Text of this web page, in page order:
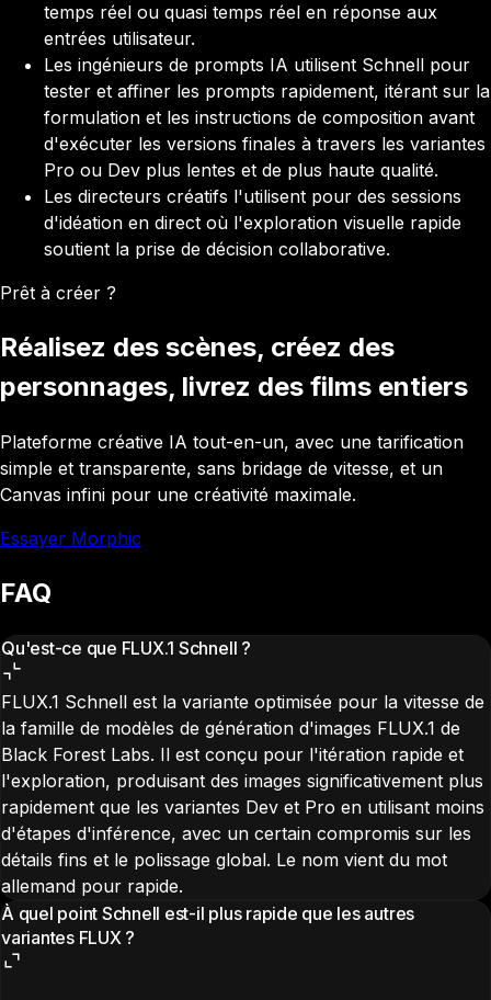
temps réel ou quasi temps réel en réponse aux
entrées utilisateur.
Les ingénieurs de prompts IA utilisent Schnell pour
tester et affiner les prompts rapidement, itérant sur la
formulation et les instructions de composition avant
d'exécuter les versions finales à travers les variantes
Pro ou Dev plus lentes et de plus haute qualité.
Les directeurs créatifs l'utilisent pour des sessions
d'idéation en direct où l'exploration visuelle rapide
soutient la prise de décision collaborative.
Prêt à créer ?
Réalisez des scènes, créez des
personnages, livrez des films entiers
Plateforme créative IA tout-en-un, avec une tarification
simple et transparente, sans bridage de vitesse, et un
Canvas infini pour une créativité maximale.
Essayer Morphic
FAQ
Qu'est-ce que FLUX.1 Schnell ?
FLUX.1 Schnell est la variante optimisée pour la vitesse de
la famille de modèles de génération d'images FLUX.1 de
Black Forest Labs. Il est conçu pour l'itération rapide et
l'exploration, produisant des images significativement plus
rapidement que les variantes Dev et Pro en utilisant moins
d'étapes d'inférence, avec un certain compromis sur les
détails fins et le polissage global. Le nom vient du mot
allemand pour rapide.
À quel point Schnell est-il plus rapide que les autres
variantes FLUX ?